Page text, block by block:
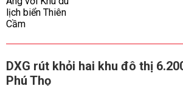
DXG rút khỏi hai khu đô thị
Phú Thọ